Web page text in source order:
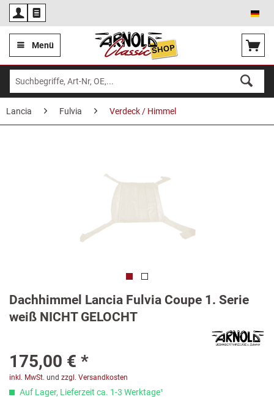
Menü
Lancia Fulvia Verdeck / Himmel
Dachhimmel Lancia Fulvia Coupe 1. Serie
weiß NICHT GELOCHT
175,00 € *
inkl. MwSt. und zzgl. Versandkosten
Auf Lager, Lieferzeit ca. 1-3 Werktage¹